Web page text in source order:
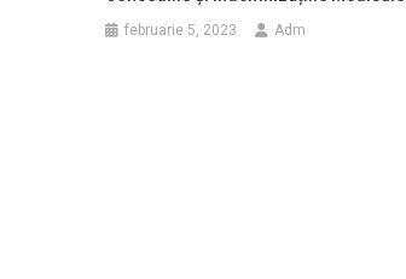
februarie 5, 2023 Adm